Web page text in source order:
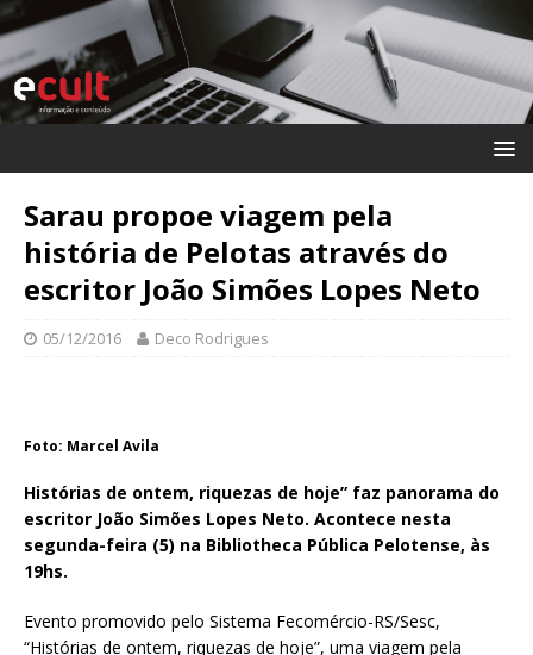
Sarau propoe viagem pela
história de Pelotas através do
escritor João Simões Lopes Neto
05/12/2016 Deco Rodrigues
Foto: Marcel Avila
Histórias de ontem, riquezas de hoje” faz panorama do
escritor João Simões Lopes Neto. Acontece nesta
segunda-feira (5) na Bibliotheca Pública Pelotense, às
19hs.
Evento promovido pelo Sistema Fecomércio-RS/Sesc,
“Histórias de ontem, riquezas de hoje”, uma viagem pela